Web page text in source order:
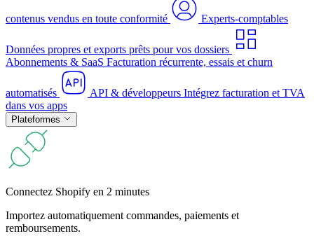
contenus vendus en toute conformité Experts-comptables
Données propres et exports prêts pour vos dossiers
Abonnements & SaaS Facturation récurrente, essais et churn
automatisés API & développeurs Intégrez facturation et TVA
dans vos apps
Plateformes
Connectez Shopify en 2 minutes
Importez automatiquement commandes, paiements et
remboursements.